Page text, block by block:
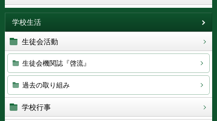
学校生活
生徒会活動
生徒会機関誌『啓流』
過去の取り組み
学校行事